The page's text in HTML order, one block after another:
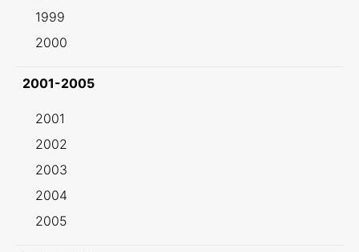
1999
2000
2001-2005
2001
2002
2003
2004
2005